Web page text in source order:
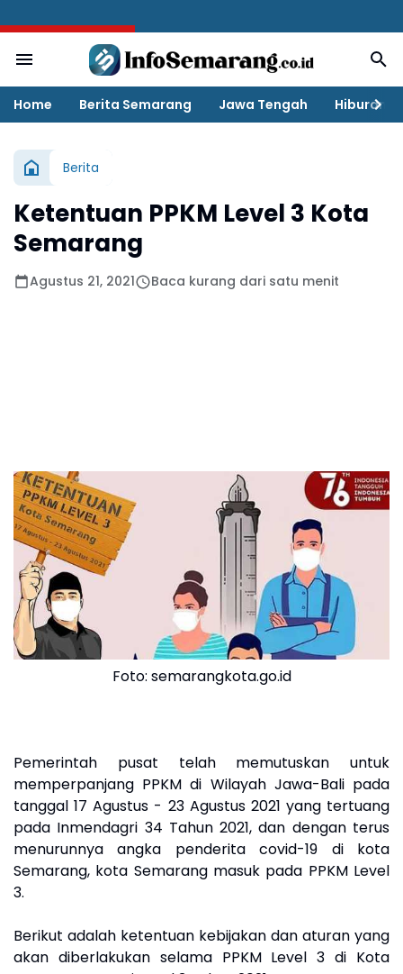
BREAKING NEWS
Home Berita Semarang Jawa Tengah Hiburan
Berita
Ketentuan PPKM Level 3 Kota
Semarang
Agustus 21, 2021 Baca kurang dari satu menit
Foto: semarangkota.go.id
Pemerintah pusat telah memutuskan untuk
memperpanjang PPKM di Wilayah Jawa-Bali pada
tanggal 17 Agustus - 23 Agustus 2021 yang tertuang
pada Inmendagri 34 Tahun 2021, dan dengan terus
menurunnya angka penderita covid-19 di kota
Semarang, kota Semarang masuk pada PPKM Level
3.
Berikut adalah ketentuan kebijakan dan aturan yang
akan diberlakukan selama PPKM Level 3 di Kota